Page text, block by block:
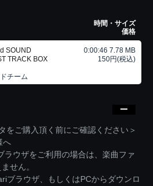
時間・サイズ
価格
SOUND
TRACK BOX
チーム
0:00:46 7.78 MB
150円(税込)
ご購入頂く前にご確認ください＞
へ
ラウザをご利用の場合は、楽曲ファ
せん。
ブラウザ、もしくはPCからダウンロ